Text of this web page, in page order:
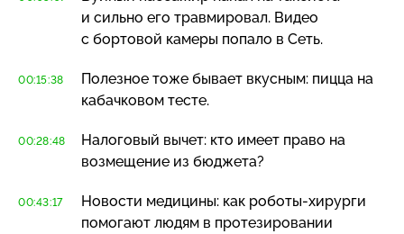
и сильно его травмировал. Видео
с бортовой камеры попало в Сеть.
00:15:38
Полезное тоже бывает вкусным: пицца на
кабачковом тесте.
00:28:48
Налоговый вычет: кто имеет право на
возмещение из бюджета?
00:43:17 Новости медицины: как роботы-хирурги
помогают людям в протезировании